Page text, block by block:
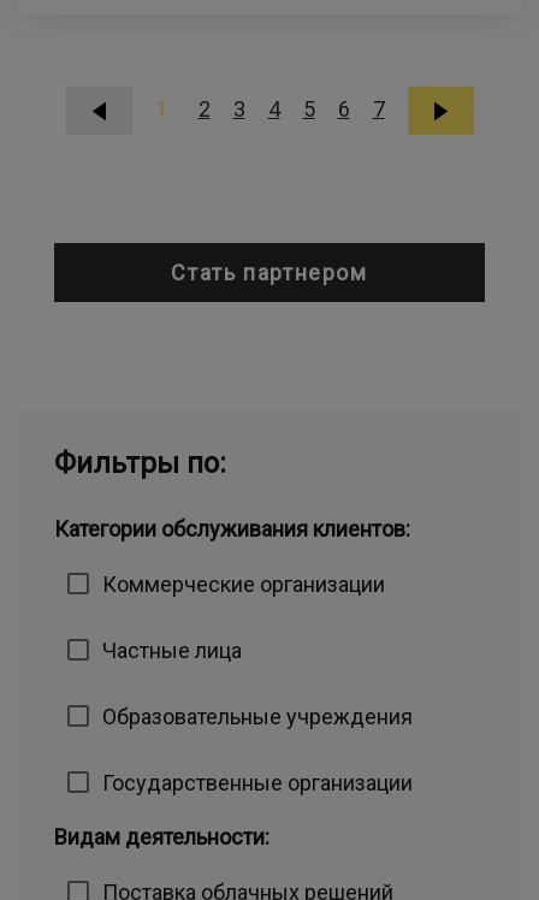
1 2 3 4 5 6 7
Стать партнером
Фильтры по:
Категории обслуживания клиентов:
Коммерческие организации
Частные лица
Образовательные учреждения
Государственные организации
Видам деятельности:
Поставка облачных решений